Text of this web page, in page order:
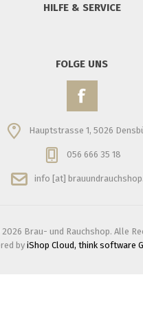
HILFE & SERVICE
FOLGE UNS
Hauptstrasse 1, 5026
056 666 35 18
info [at]
Brau- und Rauchshop. Alle
by iShop Cloud, think software